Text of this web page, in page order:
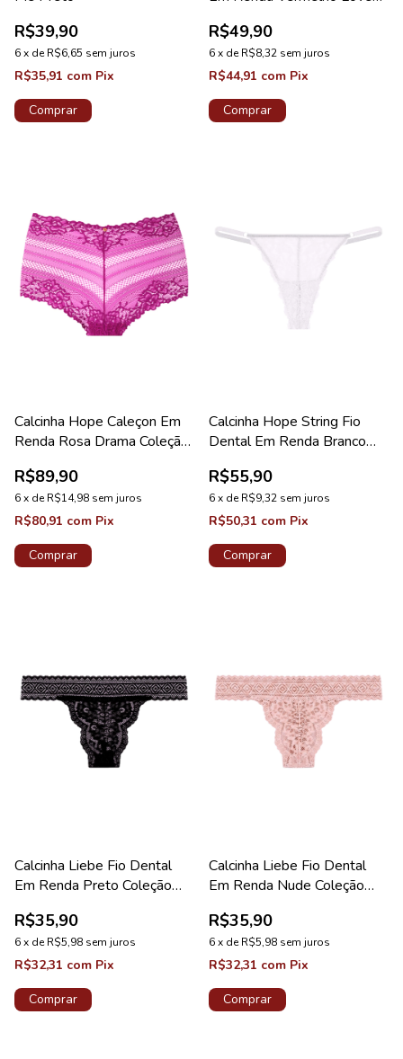
R$39,90
6x deR$6,65 sem juros
R$35,91 com Pix
Comprar
R$49,90
6x deR$8,32 sem juros
R$44,91 com Pix
Comprar
Calcinha Hope Caleçon Em
Renda Rosa Drama Coleção
R$89,90
6x deR$14,98 sem juros
R$80,91 com Pix
Comprar
Calcinha Hope String Fio
Dental Em Renda Branco
R$55,90
6x deR$9,32 sem juros
R$50,31 com Pix
Comprar
Calcinha Liebe Fio Dental
Em Renda Preto Coleção
R$35,90
6x deR$5,98 sem juros
R$32,31 com Pix
Comprar
Calcinha Liebe Fio Dental
Em Renda Nude Coleção
R$35,90
6x deR$5,98 sem juros
R$32,31 com Pix
Comprar